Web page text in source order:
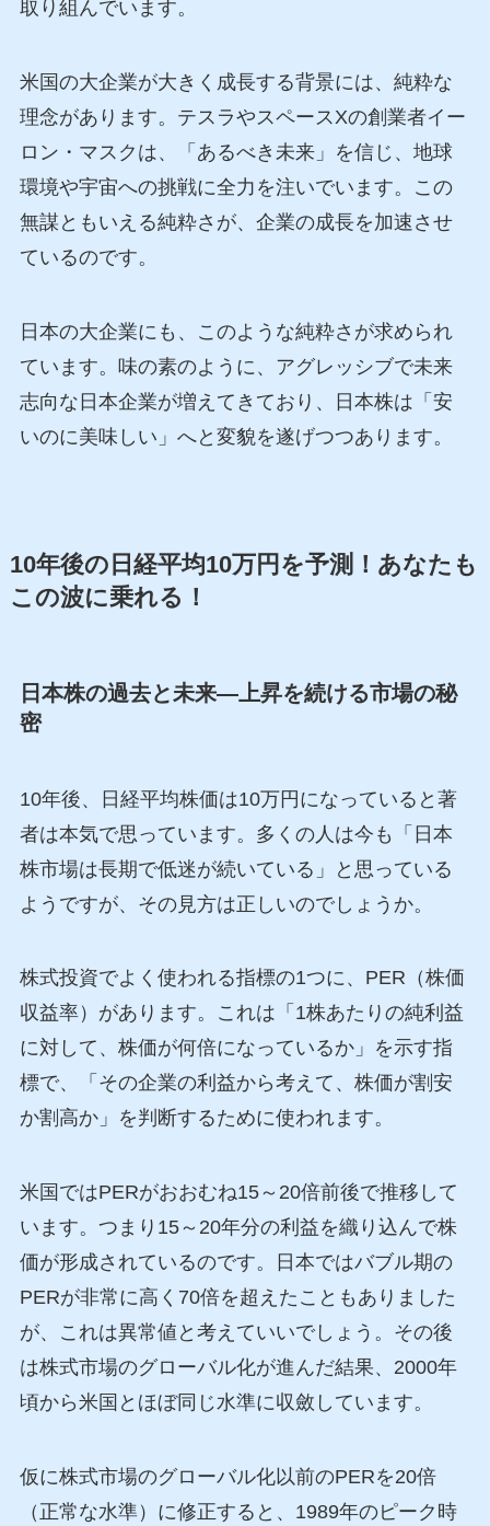
取り組んでいます。
米国の大企業が大きく成長する背景には、純粋な
理念があります。テスラやスペースXの創業者イー
ロン・マスクは、「あるべき未来」を信じ、地球
環境や宇宙への挑戦に全力を注いでいます。この
無謀ともいえる純粋さが、企業の成長を加速させ
ているのです。
日本の大企業にも、このような純粋さが求められ
ています。味の素のように、アグレッシブで未来
志向な日本企業が増えてきており、日本株は「安
いのに美味しい」へと変貌を遂げつつあります。
10年後の日経平均10万円を予測！あなたも
この波に乗れる！
日本株の過去と未来―上昇を続ける市場の秘
密
10年後、日経平均株価は10万円になっていると著
者は本気で思っています。多くの人は今も「日本
株市場は長期で低迷が続いている」と思っている
ようですが、その見方は正しいのでしょうか。
株式投資でよく使われる指標の1つに、PER（株価
収益率）があります。これは「1株あたりの純利益
に対して、株価が何倍になっているか」を示す指
標で、「その企業の利益から考えて、株価が割安
か割高か」を判断するために使われます。
米国ではPERがおおむね15～20倍前後で推移して
います。つまり15～20年分の利益を織り込んで株
価が形成されているのです。日本ではバブル期の
PERが非常に高く70倍を超えたこともありました
が、これは異常値と考えていいでしょう。その後
は株式市場のグローバル化が進んだ結果、2000年
頃から米国とほぼ同じ水準に収斂しています。
仮に株式市場のグローバル化以前のPERを20倍
（正常な水準）に修正すると、1989年のピーク時